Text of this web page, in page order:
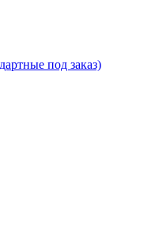
под заказ)